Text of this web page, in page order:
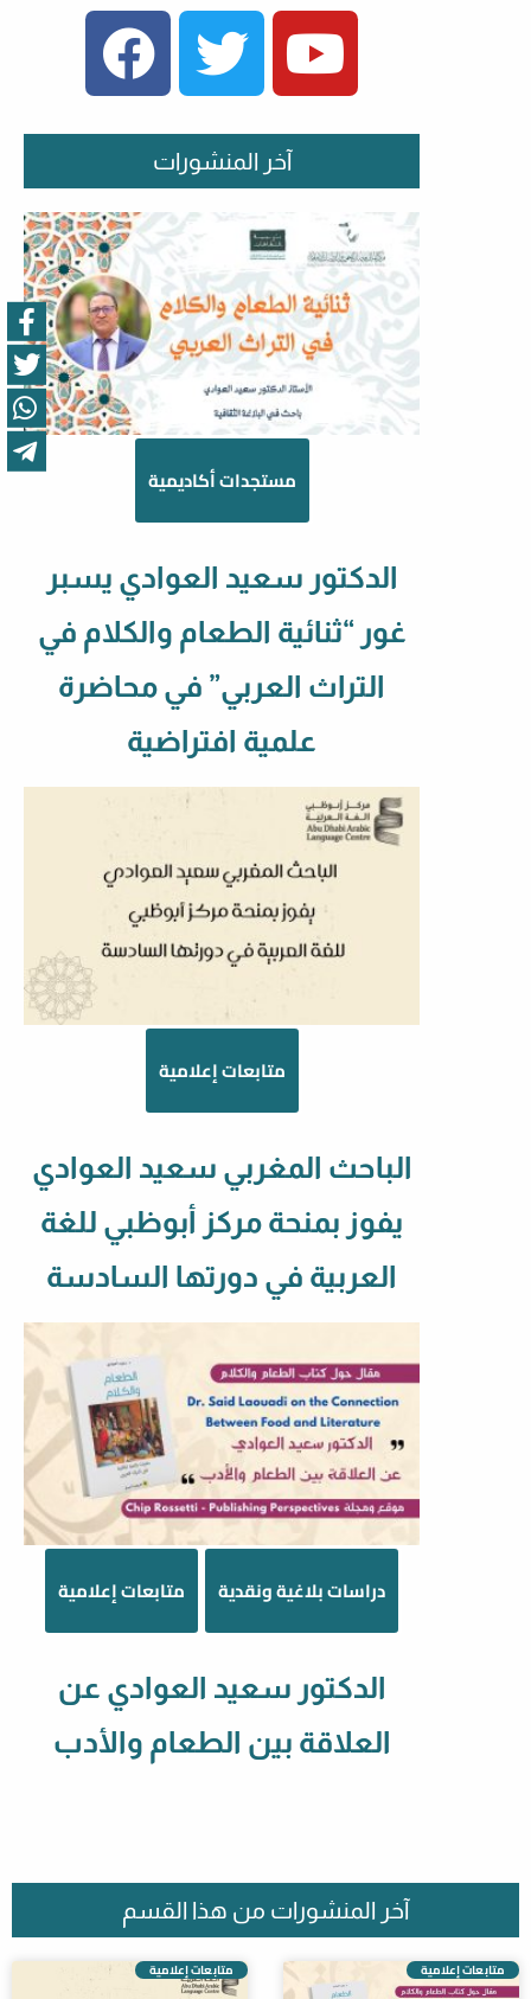
FACEBOOK
TWITTERYOUTUBE
آخر المنشورات
مستجدات أكاديمية
الدكتور سعيد العوادي يسبر
غور “ثنائية الطعام والكلام في
التراث العربي” في محاضرة
علمية افتراضية
متابعات إعلامية
الباحث المغربي سعيد العوادي
يفوز بمنحة مركز أبوظبي للغة
العربية في دورتها السادسة
متابعات إعلامية دراسات بلاغية ونقدية
الدكتور سعيد العوادي عن
العلاقة بين الطعام والأدب
آخر المنشورات من هذا القسم
متابعات إعلامية متابعات إعلامية